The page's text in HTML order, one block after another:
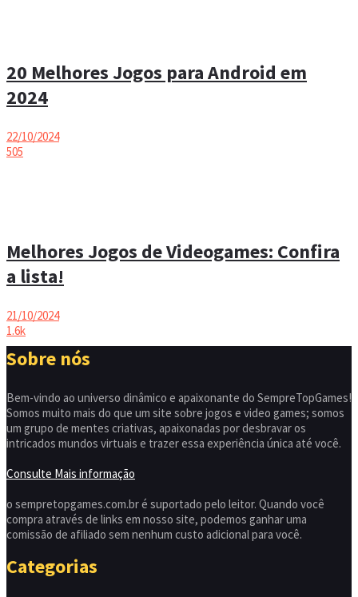
20 Melhores Jogos para Android em
2024
22/10/2024
505
Melhores Jogos de Videogames: Confira
a lista!
21/10/2024
1.6k
Sobre nós
Bem-vindo ao universo dinâmico e apaixonante do SempreTopGames!
Somos muito mais do que um site sobre jogos e video games; somos
um grupo de mentes criativas, apaixonadas por desbravar os
intricados mundos virtuais e trazer essa experiência única até você.
Consulte Mais informação
o sempretopgames.com.br é suportado pelo leitor. Quando você
compra através de links em nosso site, podemos ganhar uma
comissão de afiliado sem nenhum custo adicional para você.
Categorias